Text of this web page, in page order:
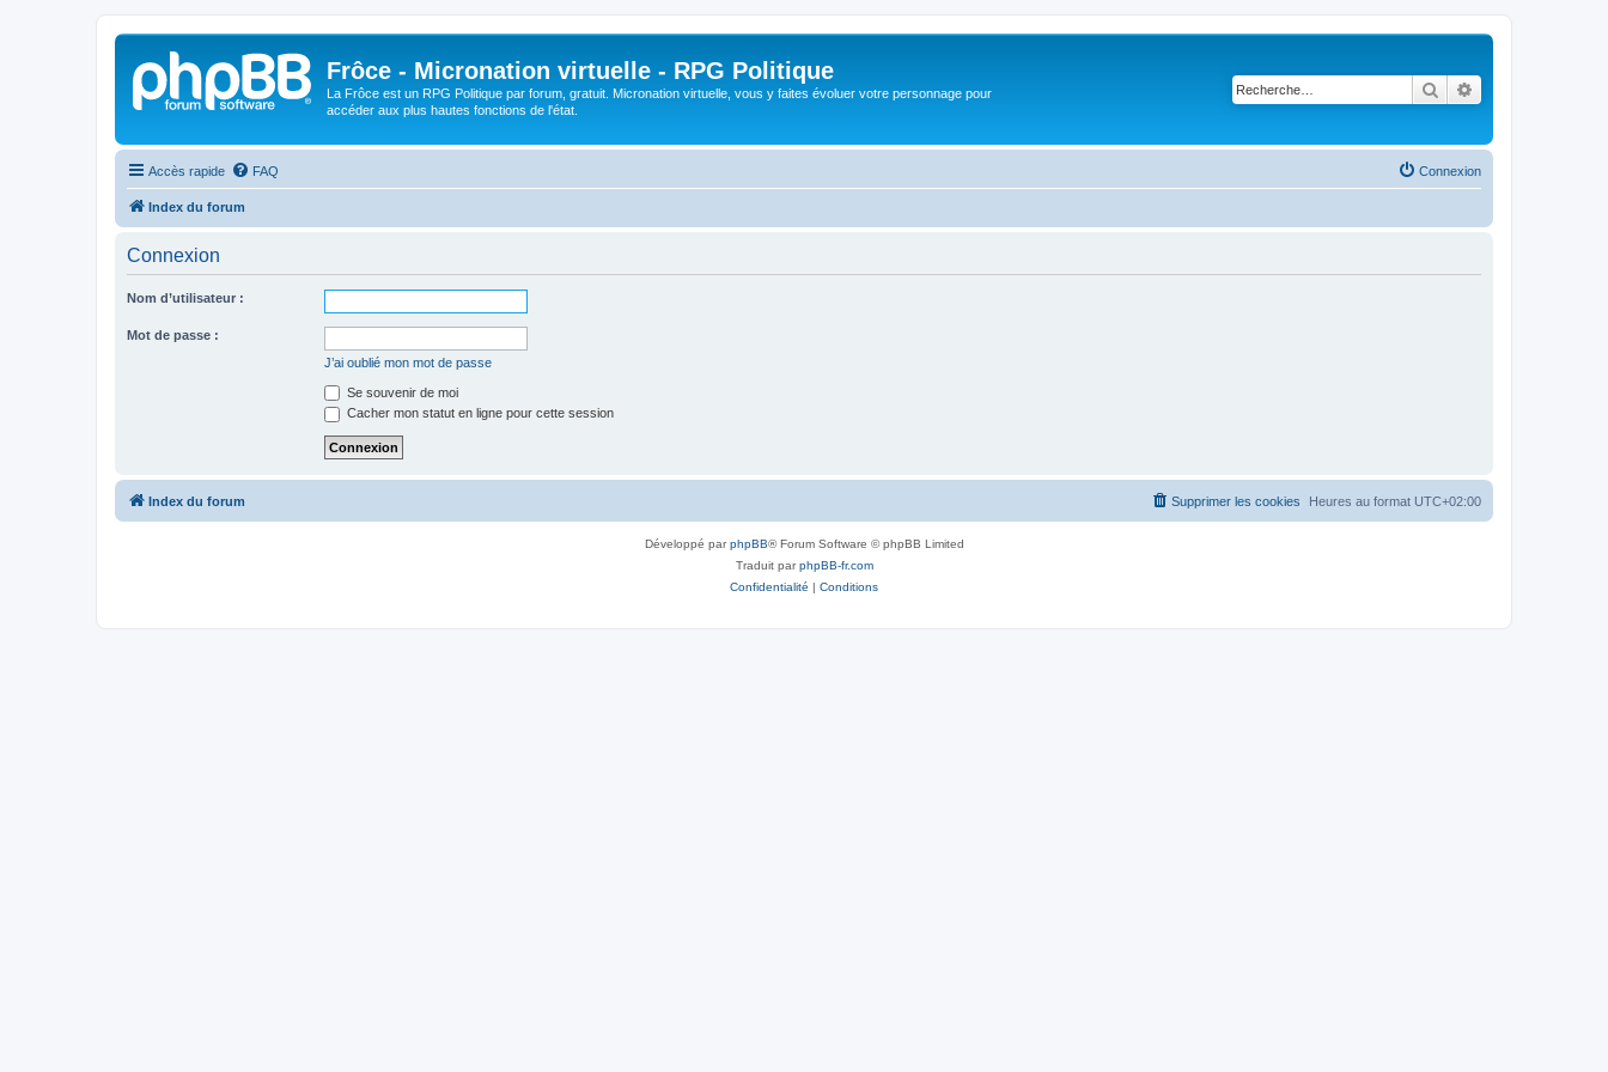
Frôce - Micronation virtuelle - RPG Politique
La Frôce est un RPG Politique par forum, gratuit. Micronation virtuelle, vous y faites évoluer votre personnage pour
accéder aux plus hautes fonctions de l'état.
Rechercher
Accès rapide FAQ Connexion
Index du forum
Connexion
Nom d’utilisateur :
Mot de passe :
J’ai oublié mon mot de passe
Se souvenir de moi
Cacher mon statut en ligne pour cette session
Index du forum Heures au format UTC+02:00
Supprimer les cookies
Développé parphpBB® Forum Software © phpBB Limited
Traduit parphpBB-fr.com
Confidentialité | Conditions